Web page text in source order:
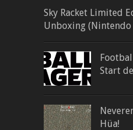
Sky Racket Limited
Unboxing (Nintendo
Start
Hüa!